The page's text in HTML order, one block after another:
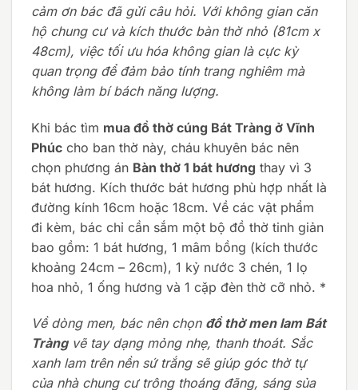
cảm ơn bác đã gửi câu hỏi. Với không gian căn
hộ chung cư và kích thước bàn thờ nhỏ (81cm x
48cm), việc tối ưu hóa không gian là cực kỳ
quan trọng để đảm bảo tính trang nghiêm mà
không làm bí bách năng lượng.
Khi bác tìm mua đồ thờ cúng Bát Tràng ở Vĩnh
Phúc cho ban thờ này, cháu khuyên bác nên
chọn phương án Bàn thờ 1 bát hương thay vì 3
bát hương. Kích thước bát hương phù hợp nhất là
đường kính 16cm hoặc 18cm. Về các vật phẩm
đi kèm, bác chỉ cần sắm một bộ đồ thờ tinh giản
bao gồm: 1 bát hương, 1 mâm bồng (kích thước
khoảng 24cm – 26cm), 1 kỷ nước 3 chén, 1 lọ
hoa nhỏ, 1 ống hương và 1 cặp đèn thờ cỡ nhỏ. *
Về dòng men, bác nên chọn đồ thờ men lam Bát
Tràngvẽ tay dạng mỏng nhẹ, thanh thoát. Sắc
xanh lam trên nền sứ trắng sẽ giúp góc thờ tự
của nhà chung cư trông thoáng đãng, sáng sủa